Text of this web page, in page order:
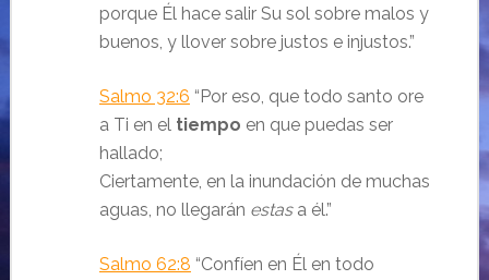
porque Él hace salir Su sol sobre malos y
buenos, y llover sobre justos e injustos.”
Salmo 32:6 “Por eso, que todo santo ore
a Ti en el tiempo en que puedas ser
hallado;
Ciertamente, en la inundación de muchas
aguas, no llegarán estasa él.”
Salmo 62:8 “Confíen en Él en todo